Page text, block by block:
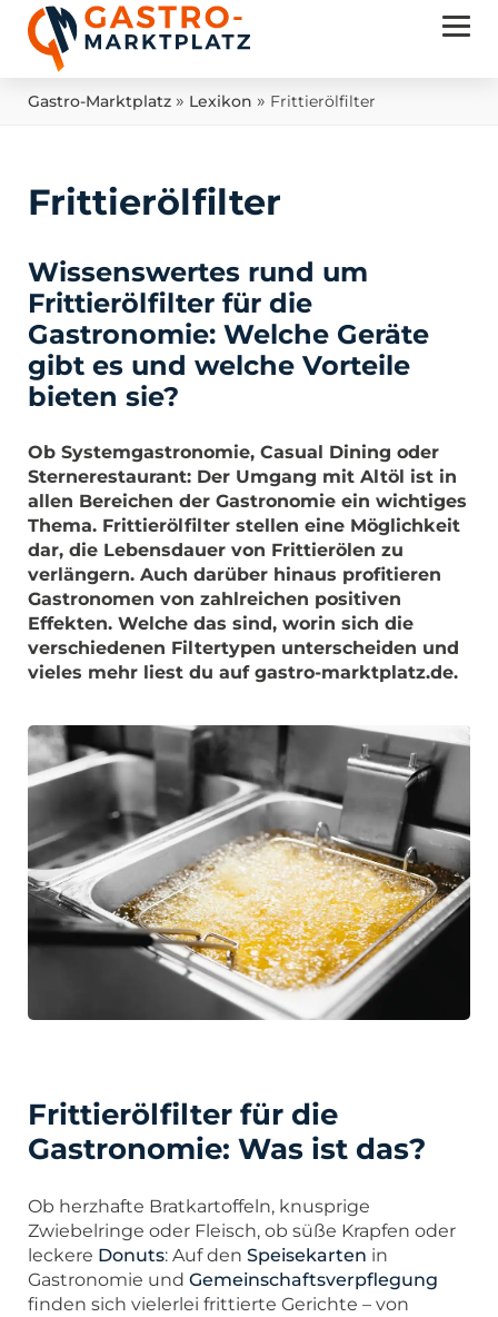
Gastro-Marktplatz » Lexikon » Frittierölfilter
Frittierölfilter
Wissenswertes rund um
Frittierölfilter für die
Gastronomie: Welche Geräte
gibt es und welche Vorteile
bieten sie?
Ob Systemgastronomie, Casual Dining oder
Sternerestaurant: Der Umgang mit Altöl ist in
allen Bereichen der Gastronomie ein wichtiges
Thema. Frittierölfilter stellen eine Möglichkeit
dar, die Lebensdauer von Frittierölen zu
verlängern. Auch darüber hinaus profitieren
Gastronomen von zahlreichen positiven
Effekten. Welche das sind, worin sich die
verschiedenen Filtertypen unterscheiden und
vieles mehr liest du auf gastro-marktplatz.de.
Frittierölfilter für die
Gastronomie: Was ist das?
Ob herzhafte Bratkartoffeln, knusprige
Zwiebelringe oder Fleisch, ob süße Krapfen oder
leckere Donuts: Auf den Speisekarten in
Gastronomie und Gemeinschaftsverpflegung
finden sich vielerlei frittierte Gerichte – von